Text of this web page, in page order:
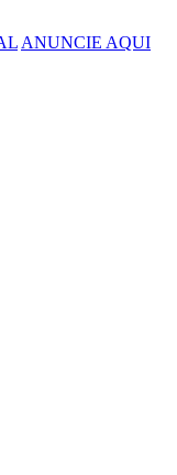
ANUNCIE AQUI